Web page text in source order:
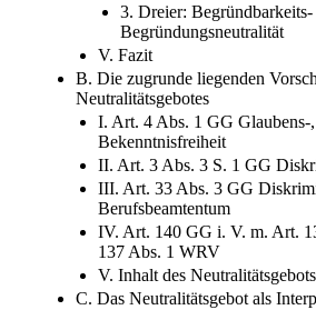
3. Dreier: Begründbarkeits-
Begründungsneutralität
V. Fazit
B. Die zugrunde liegenden
Neutralitätsgebotes
I. Art. 4 Abs. 1 GG Glaubens-
Bekenntnisfreiheit
II. Art. 3 Abs. 3 S. 1 GG
III. Art. 33 Abs. 3 GG
Berufsbeamtentum
IV. Art. 140 GG i. V. m. Art.
137 Abs. 1 WRV
V. Inhalt des Neutralitätsgebots
C. Das Neutralitätsgebot als